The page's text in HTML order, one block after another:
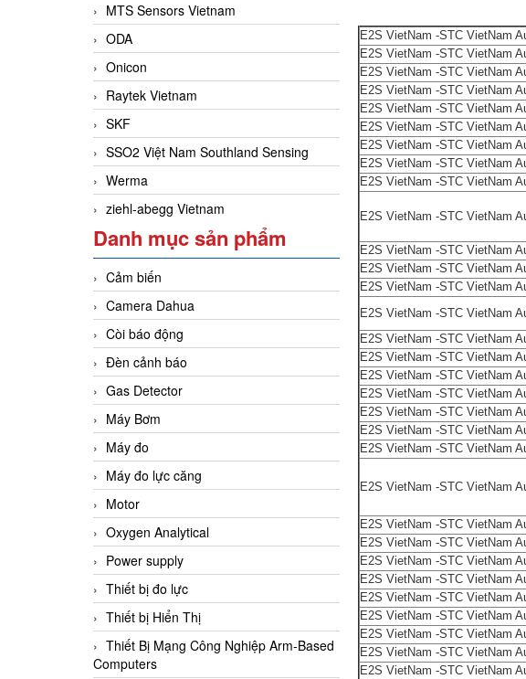
MTS Sensors Vietnam
ODA
Onicon
Raytek Vietnam
SKF
SSO2 Việt Nam Southland Sensing
Werma
ziehl-abegg Vietnam
Danh mục sản phẩm
Cảm biến
Camera Dahua
Còi báo động
Đèn cảnh báo
Gas Detector
Máy Bơm
Máy đo
Máy đo lực căng
Motor
Oxygen Analytical
Power supply
Thiết bị đo lực
Thiết bị Hiển Thị
Thiết Bị Mạng Công Nghiệp Arm-Based
Computers
E2S VietNam -STC VietNam
E2S VietNam -STC VietNam
E2S VietNam -STC VietNam
E2S VietNam -STC VietNam
E2S VietNam -STC VietNam
E2S VietNam -STC VietNam
E2S VietNam -STC VietNam
E2S VietNam -STC VietNam
E2S VietNam -STC VietNam
E2S VietNam -STC VietNam
E2S VietNam -STC VietNam
E2S VietNam -STC VietNam
E2S VietNam -STC VietNam
E2S VietNam -STC VietNam
E2S VietNam -STC VietNam
E2S VietNam -STC VietNam
E2S VietNam -STC VietNam
E2S VietNam -STC VietNam
E2S VietNam -STC VietNam
E2S VietNam -STC VietNam
E2S VietNam -STC VietNam
E2S VietNam -STC VietNam
E2S VietNam -STC VietNam
E2S VietNam -STC VietNam
E2S VietNam -STC VietNam
E2S VietNam -STC VietNam
E2S VietNam -STC VietNam
E2S VietNam -STC VietNam
E2S VietNam -STC VietNam
E2S VietNam -STC VietNam
E2S VietNam -STC VietNam